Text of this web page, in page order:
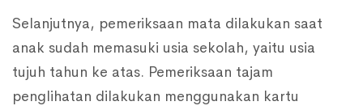
Selanjutnya, pemeriksaan mata dilakukan saat
anak sudah memasuki usia sekolah, yaitu usia
tujuh tahun ke atas. Pemeriksaan tajam
penglihatan dilakukan menggunakan kartu